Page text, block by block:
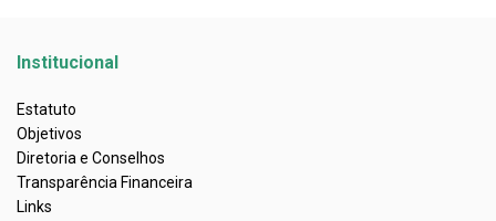
Institucional
Estatuto
Objetivos
Diretoria e Conselhos
Transparência Financeira
Links